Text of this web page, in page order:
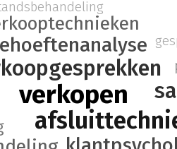
verkopen